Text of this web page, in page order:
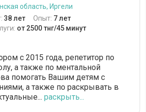
область, Иргели
38 лет Опыт: 7 лет
от 2500 тнг/45 минут
с 2015 года, репетитор по
а также по ментальной
помогать Вашим детям с
а также по раскрывать в
раскрыть...